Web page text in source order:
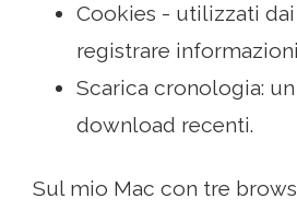
Cookies - utilizzati
registrare
Scarica cronologia:
download recenti.
Sul mio Mac con tre